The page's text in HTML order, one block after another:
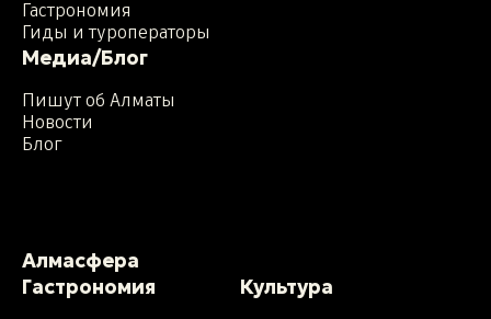
Гастрономия
Гиды и туроператоры
Медиа/Блог
Пишут об Алматы
Новости
Блог
Алмасфера
Гастрономия
Культура